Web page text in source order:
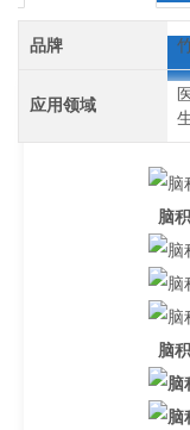
品牌
应用领域
脑
脑